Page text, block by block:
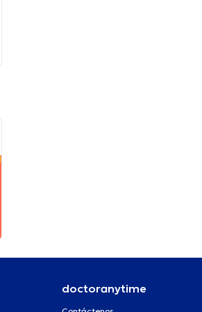
doctoranytime